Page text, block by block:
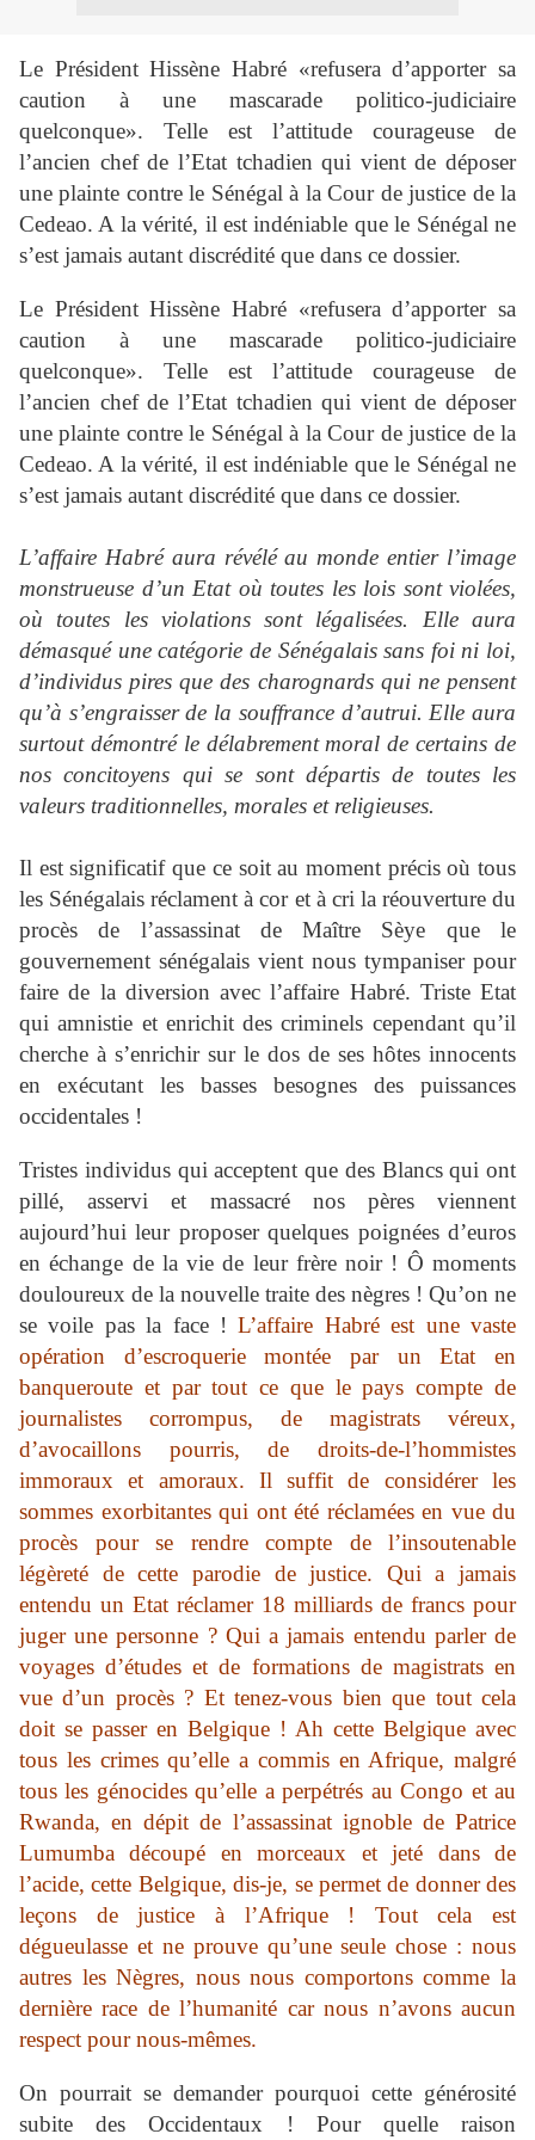
Le Président Hissène Habré «refusera d’apporter sa
caution à une mascarade politico-judiciaire
quelconque». Telle est l’attitude courageuse de
l’ancien chef de l’Etat tchadien qui vient de déposer
une plainte contre le Sénégal à la Cour de justice de la
Cedeao. A la vérité, il est indéniable que le Sénégal ne
s’est jamais autant discrédité que dans ce dossier.
Le Président Hissène Habré «refusera d’apporter sa
caution à une mascarade politico-judiciaire
quelconque». Telle est l’attitude courageuse de
l’ancien chef de l’Etat tchadien qui vient de déposer
une plainte contre le Sénégal à la Cour de justice de la
Cedeao. A la vérité, il est indéniable que le Sénégal ne
s’est jamais autant discrédité que dans ce dossier.
L’affaire Habré aura révélé au monde entier l’image
monstrueuse d’un Etat où toutes les lois sont violées,
où toutes les violations sont légalisées. Elle aura
démasqué une catégorie de Sénégalais sans foi ni loi,
d’individus pires que des charognards qui ne pensent
qu’à s’engraisser de la souffrance d’autrui. Elle aura
surtout démontré le délabrement moral de certains de
nos concitoyens qui se sont départis de toutes les
valeurs traditionnelles, morales et religieuses.
Il est significatif que ce soit au moment précis où tous
les Sénégalais réclament à cor et à cri la réouverture du
procès de l’assassinat de Maître Sèye que le
gouvernement sénégalais vient nous tympaniser pour
faire de la diversion avec l’affaire Habré. Triste Etat
qui amnistie et enrichit des criminels cependant qu’il
cherche à s’enrichir sur le dos de ses hôtes innocents
en exécutant les basses besognes des puissances
occidentales !
Tristes individus qui acceptent que des Blancs qui ont
pillé, asservi et massacré nos pères viennent
aujourd’hui leur proposer quelques poignées d’euros
en échange de la vie de leur frère noir ! Ô moments
douloureux de la nouvelle traite des nègres ! Qu’on ne
se voile pas la face !L’affaire Habré est une vaste
opération d’escroquerie montée par un Etat en
banqueroute et par tout ce que le pays compte de
journalistes corrompus, de magistrats véreux,
d’avocaillons pourris, de droits-de-l’hommistes
immoraux et amoraux. Il suffit de considérer les
sommes exorbitantes qui ont été réclamées en vue du
procès pour se rendre compte de l’insoutenable
légèreté de cette parodie de justice. Qui a jamais
entendu un Etat réclamer 18 milliards de francs pour
juger une personne ? Qui a jamais entendu parler de
voyages d’études et de formations de magistrats en
vue d’un procès ? Et tenez-vous bien que tout cela
doit se passer en Belgique ! Ah cette Belgique avec
tous les crimes qu’elle a commis en Afrique, malgré
tous les génocides qu’elle a perpétrés au Congo et au
Rwanda, en dépit de l’assassinat ignoble de Patrice
Lumumba découpé en morceaux et jeté dans de
l’acide, cette Belgique, dis-je, se permet de donner des
leçons de justice à l’Afrique ! Tout cela est
dégueulasse et ne prouve qu’une seule chose : nous
autres les Nègres, nous nous comportons comme la
dernière race de l’humanité car nous n’avons aucun
respect pour nous-mêmes.
On pourrait se demander pourquoi cette générosité
subite des Occidentaux ! Pour quelle raison